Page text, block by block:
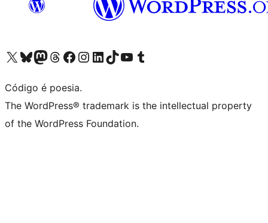
Acessar nossa conta do X (antigo Twitter)
Acessar nossa conta do Bluesky
Acessar nossa conta do Mastodon
Acessar nossa conta do Threads
Acessar nossa página do Facebook
Acessar nossa conta do Instagram
Acessar nossa conta do LinkedIn
Acessar nossa conta do TikTok
Acessar nosso canal do YouTube
Acessar nossa conta no Tumblr
Código é poesia.
The WordPress® trademark is the intellectual property
of the WordPress Foundation.